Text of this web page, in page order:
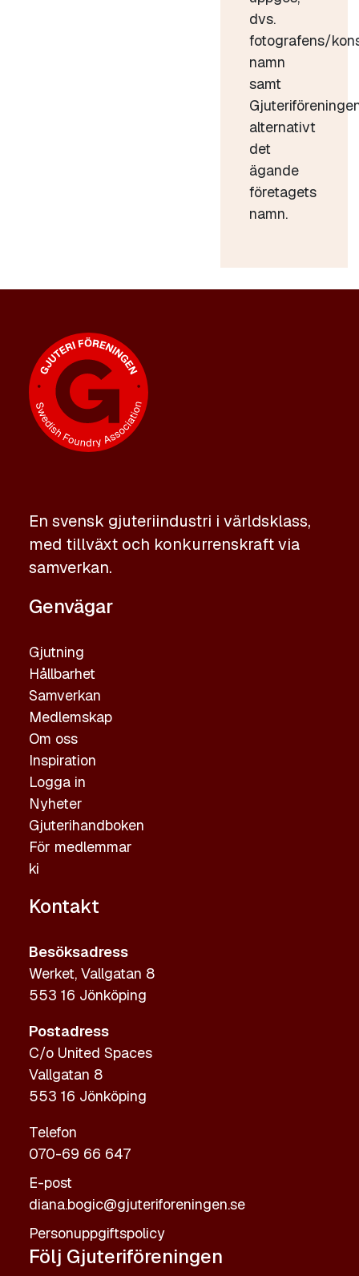
dvs.
fotografens/
namn
samt
alternativt
det
ägande
företagets
namn.
En svensk gjuteriindustri i världsklass,
med tillväxt och konkurrenskraft via
samverkan.
Genvägar
Gjutning
Hållbarhet
Samverkan
Medlemskap
Om oss
Inspiration
Logga in
Nyheter
Gjuterihandboken
För medlemmar
ki
Kontakt
Besöksadress
Werket, Vallgatan 8
553 16 Jönköping
Postadress
C/o United Spaces
Vallgatan 8
553 16 Jönköping
Telefon
070-69 66 647
E-post
diana.bogic@gjuteriforeningen.se
Personuppgiftspolicy
Följ Gjuteriföreningen